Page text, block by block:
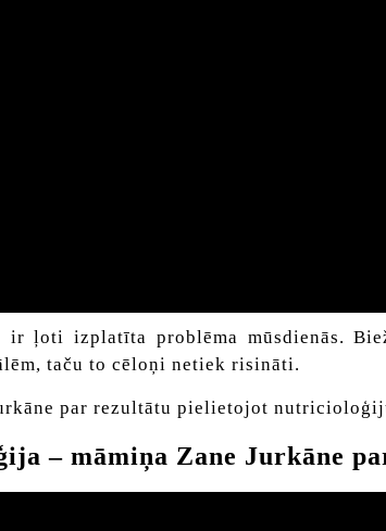
ir ļoti izplatīta problēma mūsdienās.
taču to cēloņi netiek risināti.
par rezultātu pielietojot
– māmiņa Zane Jurkāne